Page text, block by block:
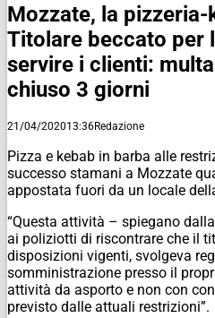
Mozzate, la
Titolare beccato per
servire i clienti:
chiuso 3 giorni
21/04/202013:36Redazione
Pizza e kebab in barba alle
successo stamani a Mozzate
appostata fuori da un locale
“Questa attività – spiegano
ai poliziotti di riscontrare che il
disposizioni vigenti, svolgeva
somministrazione presso il
attività da asporto e non con
previsto dalle attuali restrizioni”.